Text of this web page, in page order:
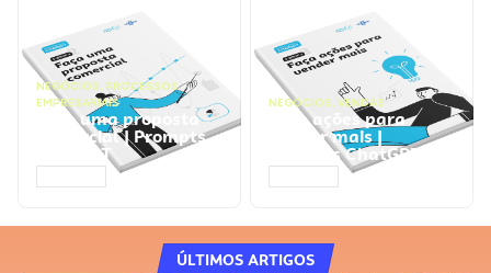
NEGÓCIOS, PROCESSOS
EMPRESARIAIS
Faça uma proposta
comercial | Prompts
ChatGPT
NEGÓCIOS, VENDAS
Faça ações para
vender mais |
Prompts ChatGPT
ÚLTIMOS ARTIGOS